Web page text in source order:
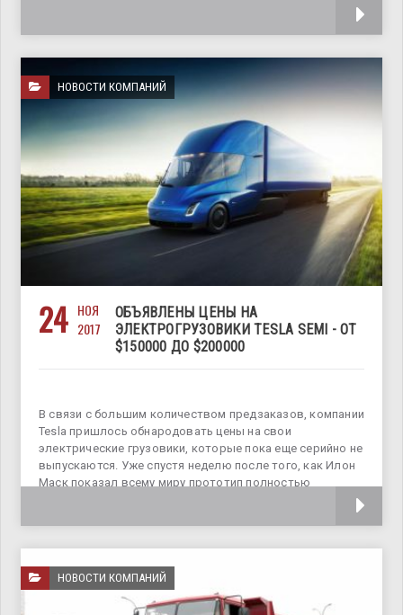
НОВОСТИ КОМПАНИЙ
24 НОЯ
2017
ОБЪЯВЛЕНЫ ЦЕНЫ НА
ЭЛЕКТРОГРУЗОВИКИ TESLA SEMI - ОТ
$150000 ДО $200000
В связи с большим количеством предзаказов, компании
Tesla пришлось обнародовать цены на свои
электрические грузовики, которые пока еще серийно не
выпускаются. Уже спустя неделю после того, как Илон
Маск показал всему миру прототип полностью
электрического грузовика Tesla, оказалось, что список
НОВОСТИ КОМПАНИЙ